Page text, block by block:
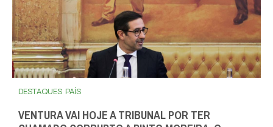
DESTAQUES PAÍS
VENTURA VAI HOJE A TRIBUNAL POR TER